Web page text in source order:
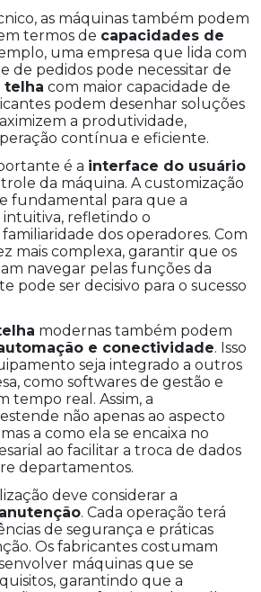
as máquinas também podem
termos de capacidades de
uma empresa que lida com
de pedidos pode necessitar de
telha com maior capacidade de
podem desenhar soluções
a produtividade,
contínua e eficiente.
é a interface do usuário
da máquina. A customização
fundamental para que a
refletindo o
dos operadores. Com
mais complexa, garantir que os
navegar pelas funções da
pode ser decisivo para o sucesso
modernas também podem
e conectividade. Isso
seja integrado a outros
como softwares de gestão e
tempo real. Assim, a
não apenas ao aspecto
a como ela se encaixa no
ao facilitar a troca de dados
departamentos.
deve considerar a
. Cada operação terá
de segurança e práticas
Os fabricantes costumam
máquinas que se
garantindo que a